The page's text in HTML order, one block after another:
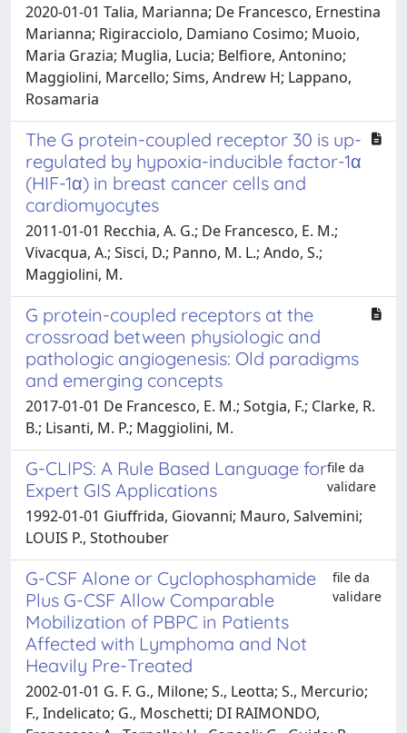
2020-01-01 Talia, Marianna; De Francesco, Ernestina
Marianna; Rigiracciolo, Damiano Cosimo; Muoio,
Maria Grazia; Muglia, Lucia; Belfiore, Antonino;
Maggiolini, Marcello; Sims, Andrew H; Lappano,
Rosamaria
The G protein-coupled receptor 30 is up-
regulated by hypoxia-inducible factor-1α
(HIF-1α) in breast cancer cells and
cardiomyocytes
2011-01-01 Recchia, A. G.; De Francesco, E. M.;
Vivacqua, A.; Sisci, D.; Panno, M. L.; Ando, S.;
Maggiolini, M.
G protein-coupled receptors at the
crossroad between physiologic and
pathologic angiogenesis: Old paradigms
and emerging concepts
2017-01-01 De Francesco, E. M.; Sotgia, F.; Clarke, R.
B.; Lisanti, M. P.; Maggiolini, M.
G-CLIPS: A Rule Based Language for
Expert GIS Applications
file da
validare
1992-01-01 Giuffrida, Giovanni; Mauro, Salvemini;
LOUIS P., Stothouber
G-CSF Alone or Cyclophosphamide
Plus G-CSF Allow Comparable
Mobilization of PBPC in Patients
Affected with Lymphoma and Not
Heavily Pre-Treated
file da
validare
2002-01-01 G. F. G., Milone; S., Leotta; S., Mercurio;
F., Indelicato; G., Moschetti; DI RAIMONDO,